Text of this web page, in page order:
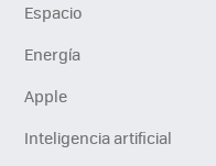
Espacio
Energía
Apple
Inteligencia artificial